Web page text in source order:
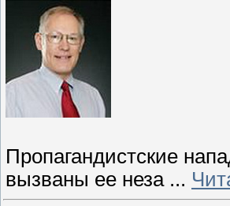
Пропагандистские
вызваны ее неза ...